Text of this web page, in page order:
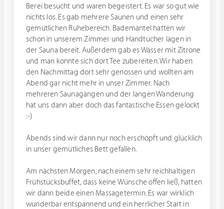
Berei besucht und waren begeistert. Es war so gut wie
nichts los. Es gab mehrere Saunen und einen sehr
gemütlichen Ruhebereich. Bademäntel hatten wir
schon in unserem Zimmer und Handtücher lagen in
der Sauna bereit. Außerdem gab es Wasser mit Zitrone
und man konnte sich dort Tee zubereiten. Wir haben
den Nachmittag dort sehr genossen und wollten am
Abend gar nicht mehr in unser Zimmer. Nach
mehreren Saunagängen und der langen Wanderung
hat uns dann aber doch das fantastische Essen gelockt
:-)
Abends sind wir dann nur noch erschöpft und glücklich
in unser gemütliches Bett gefallen.
Am nächsten Morgen, nach einem sehr reichhaltigen
Frühstücksbuffet, dass keine Wünsche offen ließ, hatten
wir dann beide einen Massagetermin. Es war wirklich
wunderbar entspannend und ein herrlicher Start in